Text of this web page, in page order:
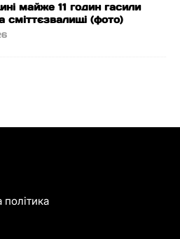
майже 11 годин гасили
сміттєзвалищі (фото)
політика